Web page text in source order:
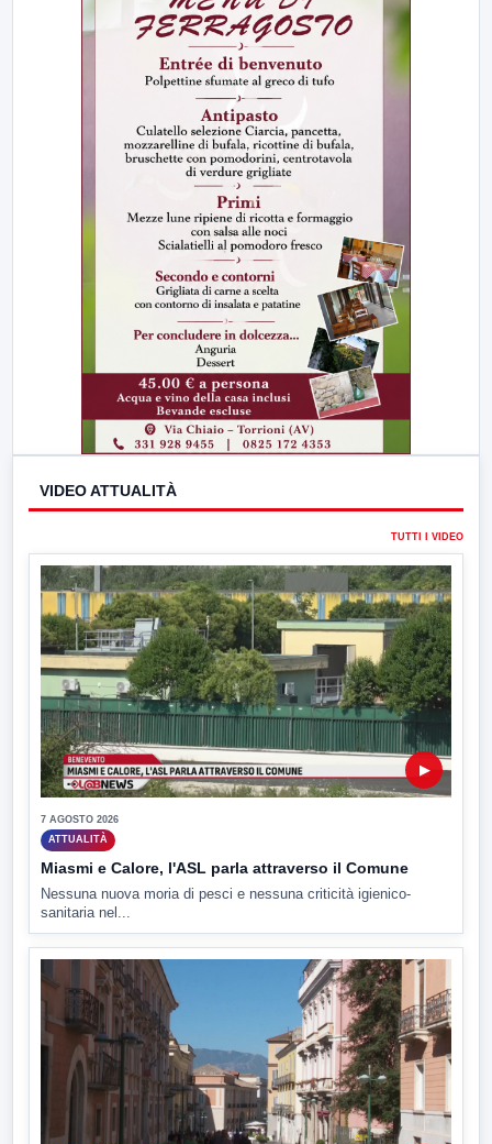
VIDEO ATTUALITÀ
TUTTI I VIDEO
▶
7 AGOSTO 2026
ATTUALITÀ
Miasmi e Calore, l'ASL parla attraverso il Comune
Nessuna nuova moria di pesci e nessuna criticità igienico-
sanitaria nel...